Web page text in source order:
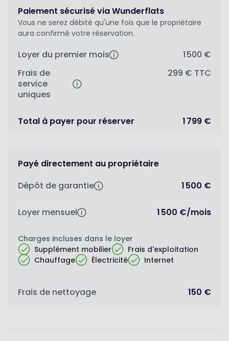
Paiement sécurisé via Wunderflats
Vous ne serez débité qu'une fois que le propriétaire
aura confirmé votre réservation.
Loyer du premier mois
1 500 €
Frais de
service
uniques
299 € TTC
Total à payer pour réserver 1 799 €
Payé directement au propriétaire
Dépôt de garantie
1 500 €
Loyer mensuel 1 500 €/mois
Charges incluses dans le loyer
Supplément mobilier
Frais d'exploitation
Chauffage
Électricité Internet
Frais de nettoyage 150 €